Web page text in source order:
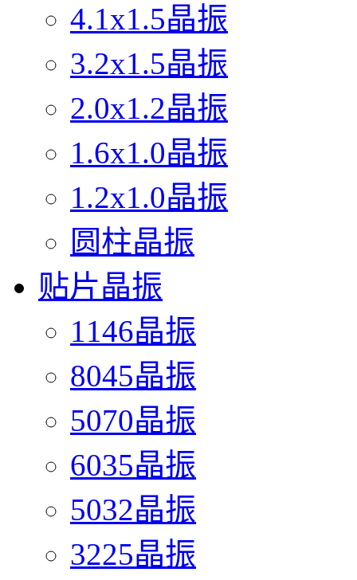
4.1x1.5晶振
3.2x1.5晶振
2.0x1.2晶振
1.6x1.0晶振
1.2x1.0晶振
圆柱晶振
贴片晶振
1146晶振
8045晶振
5070晶振
6035晶振
5032晶振
3225晶振